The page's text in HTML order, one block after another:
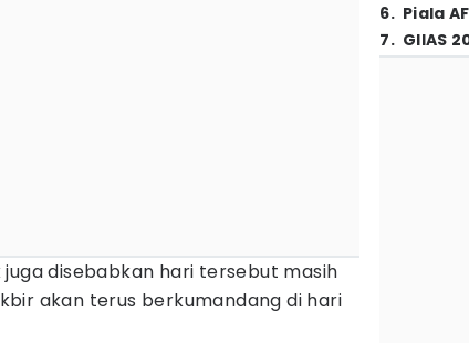
juga disebabkan hari tersebut masih
akan terus berkumandang di hari
6. Piala
7. GIIAS